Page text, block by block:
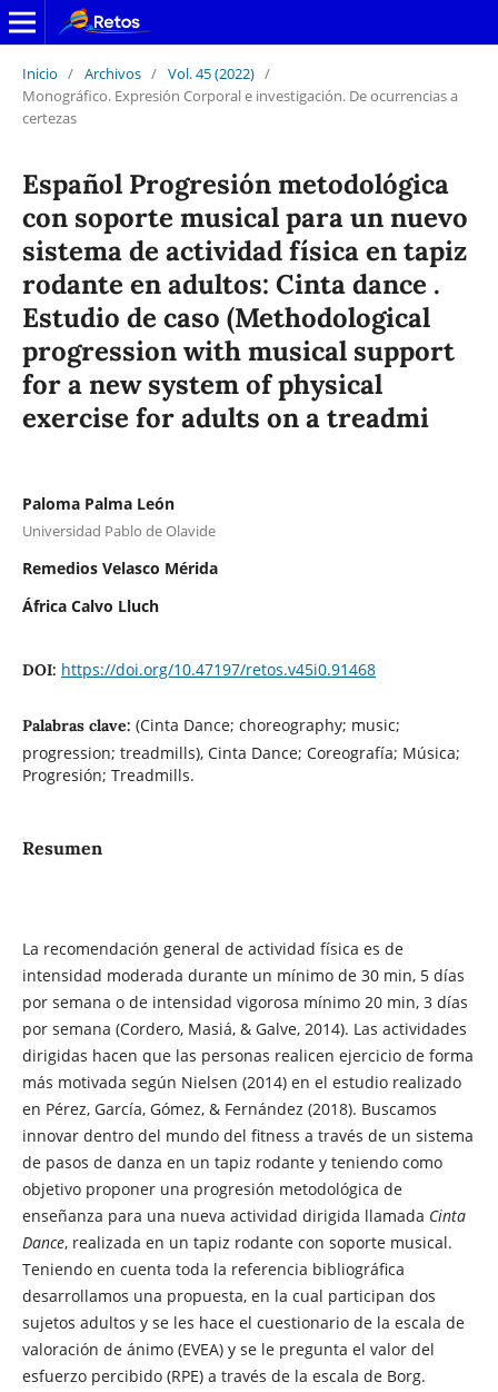
Inicio / Archivos / Vol. 45 (2022) /
Monográfico. Expresión Corporal e investigación. De ocurrencias a
certezas
Español Progresión metodológica
con soporte musical para un nuevo
sistema de actividad física en tapiz
rodante en adultos: Cinta dance .
Estudio de caso (Methodological
progression with musical support
for a new system of physical
exercise for adults on a treadmi
Paloma Palma León
Universidad Pablo de Olavide
Remedios Velasco Mérida
África Calvo Lluch
DOI: https://doi.org/10.47197/retos.v45i0.91468
Palabras clave: (Cinta Dance; choreography; music;
progression; treadmills), Cinta Dance; Coreografía; Música;
Progresión; Treadmills.
Resumen
La recomendación general de actividad física es de
intensidad moderada durante un mínimo de 30 min, 5 días
por semana o de intensidad vigorosa mínimo 20 min, 3 días
por semana (Cordero, Masiá, & Galve, 2014). Las actividades
dirigidas hacen que las personas realicen ejercicio de forma
más motivada según Nielsen (2014) en el estudio realizado
en Pérez, García, Gómez, & Fernández (2018). Buscamos
innovar dentro del mundo del fitness a través de un sistema
de pasos de danza en un tapiz rodante y teniendo como
objetivo proponer una progresión metodológica de
enseñanza para una nueva actividad dirigida llamada Cinta
Dance, realizada en un tapiz rodante con soporte musical.
Teniendo en cuenta toda la referencia bibliográfica
desarrollamos una propuesta, en la cual participan dos
sujetos adultos y se les hace el cuestionario de la escala de
valoración de ánimo (EVEA) y se le pregunta el valor del
esfuerzo percibido (RPE) a través de la escala de Borg.